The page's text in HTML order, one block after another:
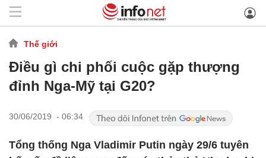
Thế giới
Điều gì chi phối cuộc gặp thượng
đỉnh Nga-Mỹ tại G20?
30/06/2019 - 06:34
Tổng thống Nga Vladimir Putin ngày 29/6 tuyên